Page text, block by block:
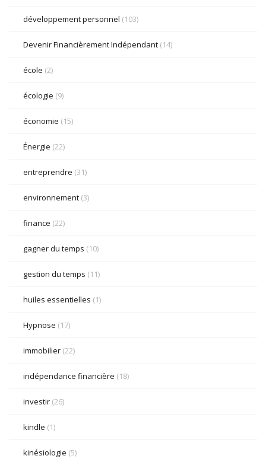
développement personnel (103)
Devenir Financièrement Indépendant (14)
école (2)
écologie (9)
économie (15)
Énergie (22)
entreprendre (31)
environnement (3)
finance (22)
gagner du temps (10)
gestion du temps (11)
huiles essentielles (1)
Hypnose (17)
immobilier (22)
indépendance financière (18)
investir (26)
kindle (1)
kinésiologie (5)